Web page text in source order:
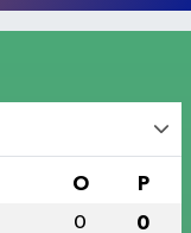
O P
0 0